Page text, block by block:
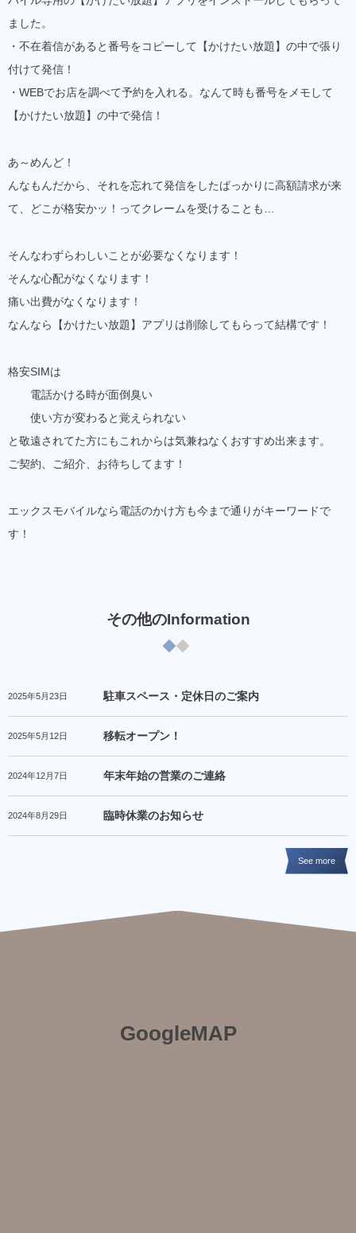
ました。
・不在着信があると番号をコピーして【かけたい放題】の中で張り
付けて発信！
・WEBでお店を調べて予約を入れる。なんて時も番号をメモして
【かけたい放題】の中で発信！
あ～めんど！
んなもんだから、それを忘れて発信をしたばっかりに高額請求が来
て、どこが格安かッ！ってクレームを受けることも…
そんなわずらわしいことが必要なくなります！
そんな心配がなくなります！
痛い出費がなくなります！
なんなら【かけたい放題】アプリは削除してもらって結構です！
格安SIMは
電話かける時が面倒臭い
使い方が変わると覚えられない
と敬遠されてた方にもこれからは気兼ねなくおすすめ出来ます。
ご契約、ご紹介、お待ちしてます！
エックスモバイルなら電話のかけ方も今まで通りがキーワードで
す！
その他のInformation
2025年5月23日 駐車スペース・定休日のご案内
2025年5月12日 移転オープン！
2024年12月7日 年末年始の営業のご連絡
2024年8月29日 臨時休業のお知らせ
See more
GoogleMAP